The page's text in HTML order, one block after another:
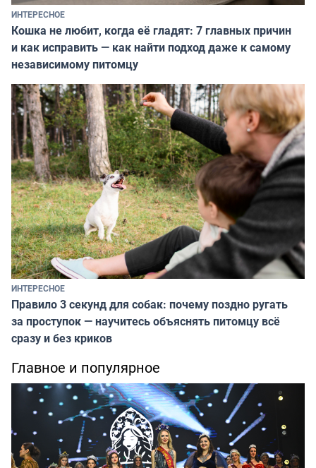
ИНТЕРЕСНОЕ
Кошка не любит, когда её гладят: 7 главных причин
и как исправить — как найти подход даже к самому
независимому питомцу
ИНТЕРЕСНОЕ
Правило 3 секунд для собак: почему поздно ругать
за проступок — научитесь объяснять питомцу всё
сразу и без криков
Главное и популярное